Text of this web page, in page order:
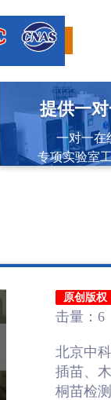
提供一
一对一在
专项实验室
原创版权
击量：6
北京中
插苗、
桐苗检